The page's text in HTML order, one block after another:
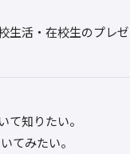
生活・在校生のプレ
て知りたい。
てみたい。